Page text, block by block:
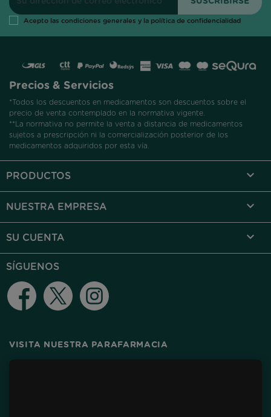
Acepto las condiciones generales y la política de confidencialidad
Precios & Servicios
*Todos los descuentos en medicamentos son descuentos sobre el
precio de venta contemplado en la normativa vigente.
**La normativa no permite la venta a distancia de medicamentos
sujetos a prescripción ni la comercialización posterior de los
medicamentos adquiridos por esta vía.
PRODUCTOS 
NUESTRA EMPRESA 
SU CUENTA 
SÍGUENOS
Facebook Twitter
VISITA NUESTRA PARAFARMACIA